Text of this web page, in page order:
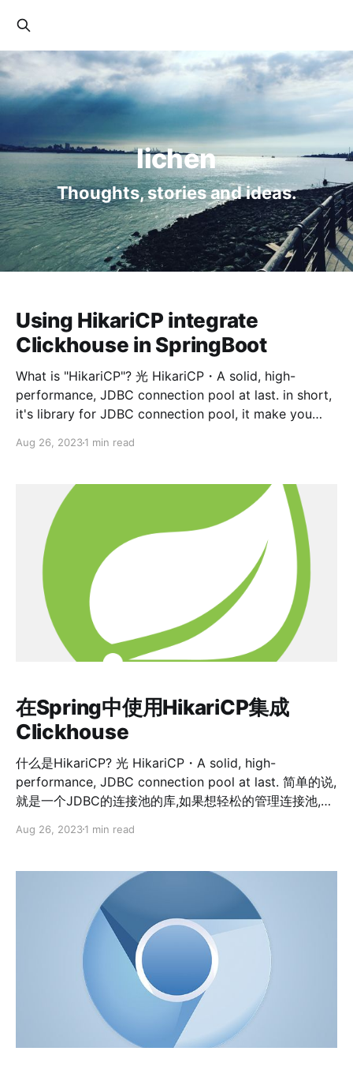
lichen
Thoughts, stories and ideas.
Using HikariCP integrate
Clickhouse in SpringBoot
What is "HikariCP"? 光 HikariCP・A solid, high-
performance, JDBC connection pool at last. in short,
it's library for JDBC connection pool, it make you
HikariCP integrate Clickhouse, there are three steps.
url/username/password on
Aug 26, 20231 min read
在Spring中使用HikariCP集成
Clickhouse
什么是HikariCP? 光 HikariCP・A solid, high-
performance, JDBC connection pool at last. 简单的说,
就是一个JDBC的连接池的库,如果想轻松的管理连接池,使
为三步 1. 在yml文件配置clickhouse的url,用户名密码,也
config class, 读取yml文件配置 3. 创建对应的
JdbcTemplate(optional) 第一步 配置yml文件: spring:
com.zaxxer.hikari.HikariDataSource driver-class-
name: com.clickhouse.jdbc.ClickHouseDriver jdbc-url:
jdbc:clickhouse://xxxxx username: abc
Aug 26, 20231 min read